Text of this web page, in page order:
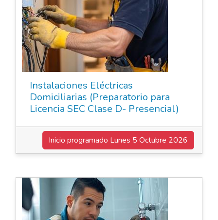
Instalaciones Eléctricas
Domiciliarias (Preparatorio para
Licencia SEC Clase D- Presencial)
Inicio programado Lunes 5 Octubre 2026